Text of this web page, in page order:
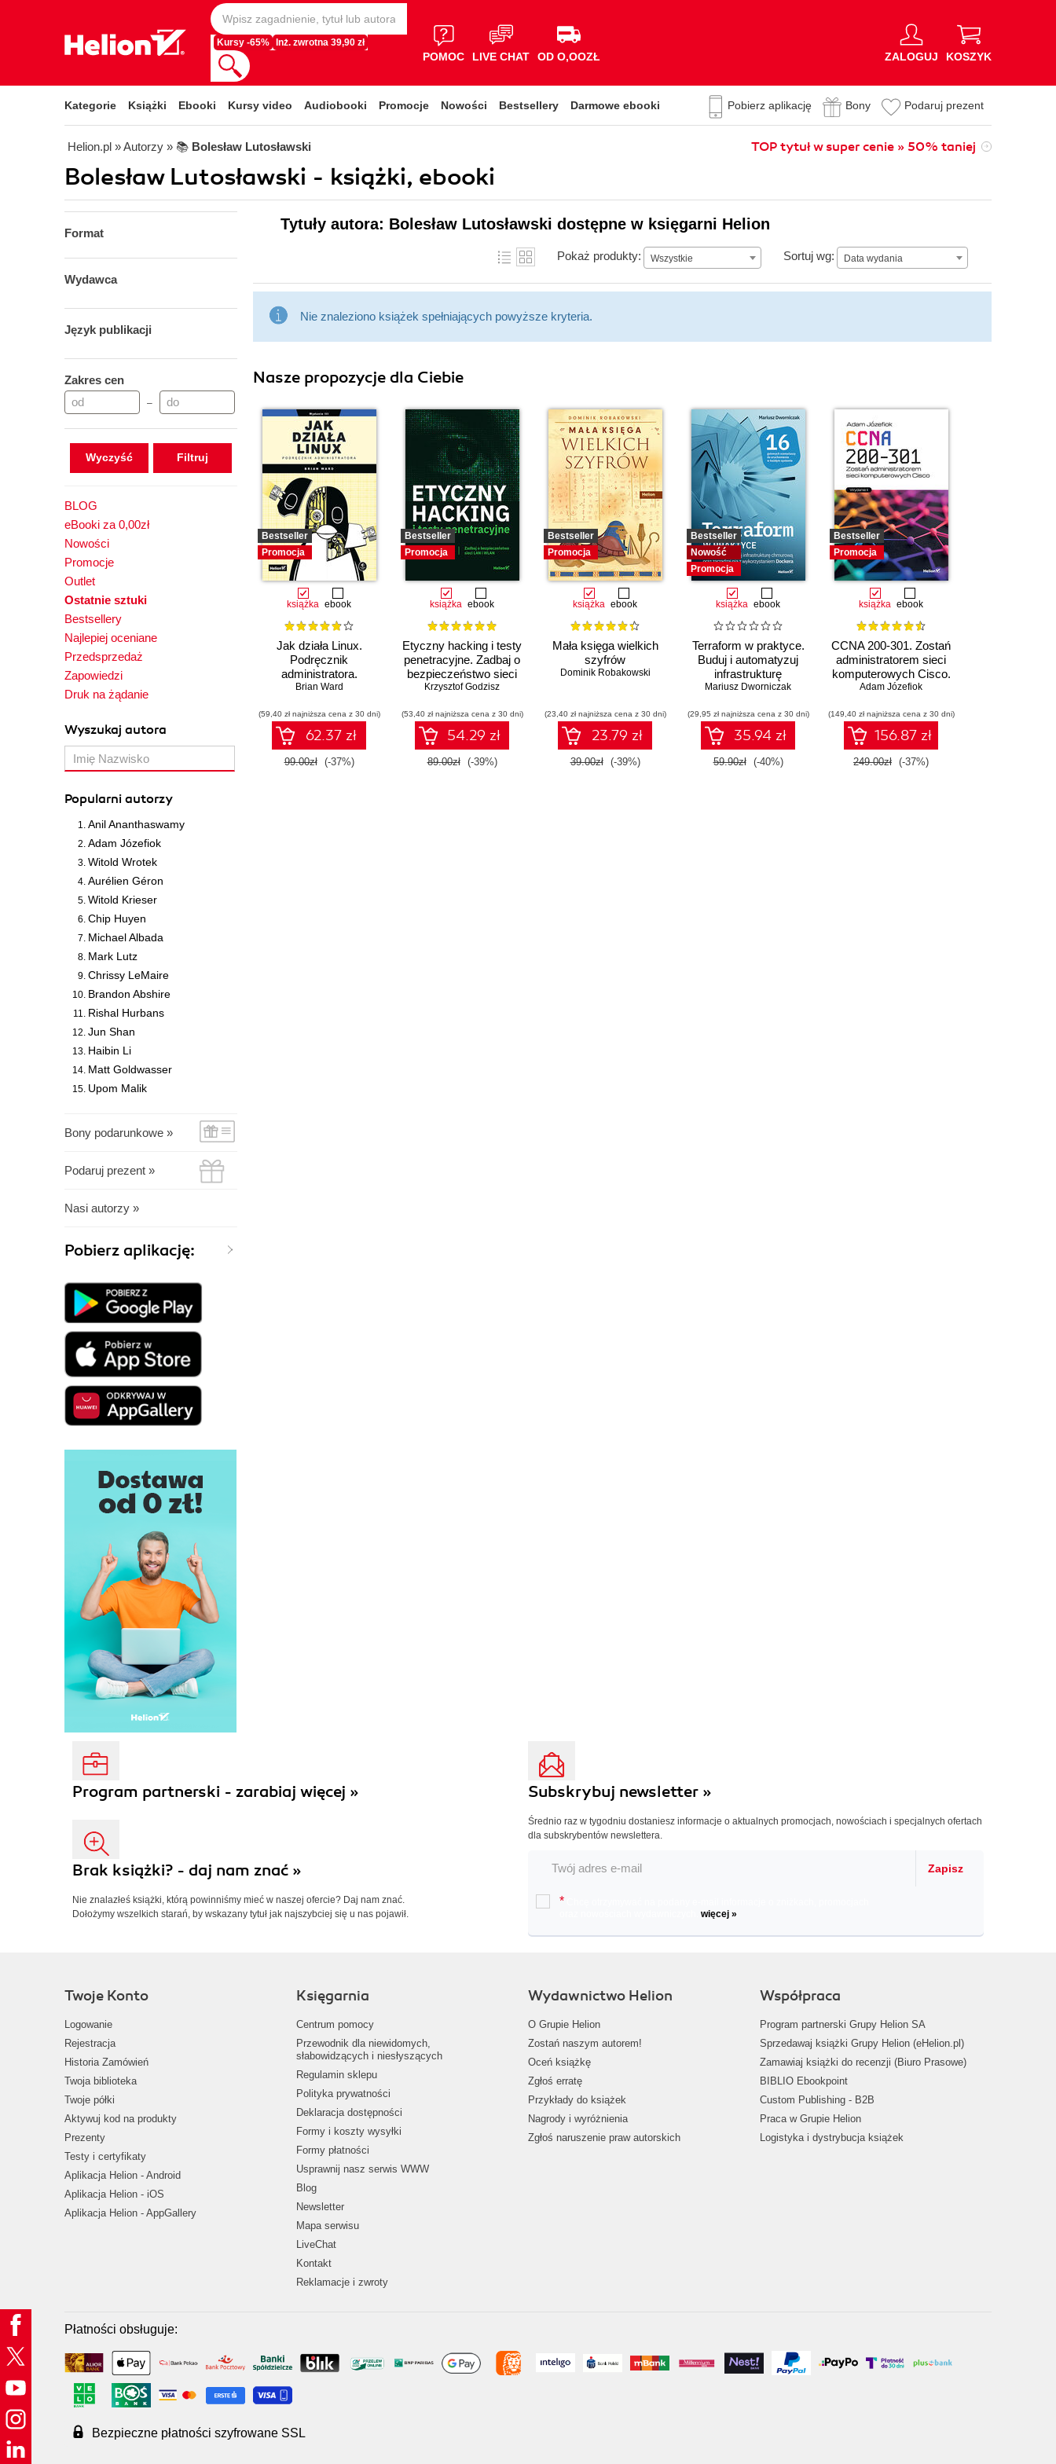
Kursy -65% Inż. zwrotna 39,90 zł
POMOC LIVE CHAT OD O,OOZŁ ZALOGUJ KOSZYK
Kategorie Książki Ebooki Kursy video Audiobooki Promocje Nowości Bestsellery Darmowe ebooki Pobierz aplikację Bony Podaruj prezent
Helion.pl » Autorzy » 📚 Bolesław Lutosławski TOP tytuł w super cenie » 50% taniej
Bolesław Lutosławski - książki, ebooki
Format
Wydawca
Język publikacji
Zakres cen
–
Wyczyść
BLOG
eBooki za 0,00zł
Nowości
Promocje
Outlet
Ostatnie sztuki
Bestsellery
Najlepiej oceniane
Przedsprzedaż
Zapowiedzi
Druk na żądanie
Wyszukaj autora
Popularni autorzy
Anil Ananthaswamy
Adam Józefiok
Witold Wrotek
Aurélien Géron
Witold Krieser
Chip Huyen
Michael Albada
Mark Lutz
Chrissy LeMaire
Brandon Abshire
Rishal Hurbans
Jun Shan
Haibin Li
Matt Goldwasser
Upom Malik
Bony podarunkowe »
Podaruj prezent »
Nasi autorzy »
Pobierz aplikację:
Tytuły autora: Bolesław Lutosławski dostępne w księgarni Helion
Pokaż produkty: Wszystkie Sortuj wg: Data wydania
Data wydania
Nie znaleziono książek spełniających powyższe kryteria.
Nasze propozycje dla Ciebie
Bestseller
Promocja
książka ebook
Jak działa Linux.
Podręcznik
administratora.
Wydanie III
Brian Ward
(59,40 zł najniższa cena z 30 dni)
62.37 zł
99.00zł (-37%)
Bestseller
Promocja
książka ebook
Etyczny hacking i testy
penetracyjne. Zadbaj o
bezpieczeństwo sieci
LAN i WLAN
Krzysztof Godzisz
(53,40 zł najniższa cena z 30 dni)
54.29 zł
89.00zł (-39%)
Bestseller
Promocja
książka ebook
Mała księga wielkich
szyfrów
Dominik Robakowski
(23,40 zł najniższa cena z 30 dni)
23.79 zł
39.00zł (-39%)
Bestseller
Nowość
Promocja
książka ebook
Terraform w praktyce.
Buduj i automatyzuj
infrastrukturę
chmurową oraz
wykorzystaniem
Dockera
Mariusz Dworniczak
(29,95 zł najniższa cena z 30 dni)
35.94 zł
59.90zł (-40%)
Bestseller
Promocja
książka ebook
CCNA 200-301. Zostań
administratorem sieci
komputerowych Cisco.
Wydanie II
Adam Józefiok
(149,40 zł najniższa cena z 30 dni)
156.87 zł
249.00zł (-37%)
Program partnerski - zarabiaj więcej »
Brak książki? - daj nam znać »
Nie znalazłeś książki, którą powinniśmy mieć w naszej ofercie? Daj nam znać.
Dołożymy wszelkich starań, by wskazany tytuł jak najszybciej się u nas pojawił.
Subskrybuj newsletter »
Średnio raz w tygodniu dostaniesz informacje o aktualnych promocjach, nowościach i specjalnych ofertach
dla subskrybentów newslettera.
Zapisz
*
więcej »
Twoje Konto
Logowanie
Rejestracja
Historia Zamówień
Twoja biblioteka
Twoje półki
Aktywuj kod na produkty
Prezenty
Testy i certyfikaty
Aplikacja Helion - Android
Aplikacja Helion - iOS
Aplikacja Helion - AppGallery
Księgarnia
Centrum pomocy
Przewodnik dla niewidomych,
słabowidzących i niesłyszących
Regulamin sklepu
Polityka prywatności
Deklaracja dostępności
Formy i koszty wysyłki
Formy płatności
Usprawnij nasz serwis WWW
Blog
Newsletter
Mapa serwisu
LiveChat
Kontakt
Reklamacje i zwroty
Wydawnictwo Helion
O Grupie Helion
Zostań naszym autorem!
Oceń książkę
Zgłoś erratę
Przykłady do książek
Nagrody i wyróżnienia
Zgłoś naruszenie praw autorskich
Współpraca
Program partnerski Grupy Helion SA
Sprzedawaj książki Grupy Helion (eHelion.pl)
Zamawiaj książki do recenzji (Biuro Prasowe)
BIBLIO Ebookpoint
Custom Publishing - B2B
Praca w Grupie Helion
Logistyka i dystrybucja książek
Płatności obsługuje:
Bezpieczne płatności szyfrowane SSL